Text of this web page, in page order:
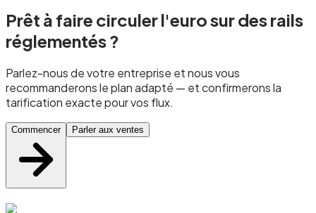
Prêt à faire circuler l'euro sur des rails
réglementés ?
Parlez-nous de votre entreprise et nous vous
recommanderons le plan adapté — et confirmerons la
tarification exacte pour vos flux.
Commencer Parler aux ventes